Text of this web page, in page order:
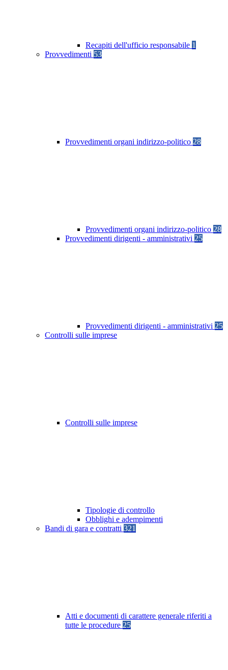
Recapiti dell'ufficio responsabile 1
Provvedimenti 53
Provvedimenti organi indirizzo-politico 28
Provvedimenti organi indirizzo-politico 28
Provvedimenti dirigenti - amministrativi 25
Provvedimenti dirigenti - amministrativi 25
Controlli sulle imprese
Controlli sulle imprese
Tipologie di controllo
Obblighi e adempimenti
Bandi di gara e contratti 321
Atti e documenti di carattere generale riferiti a
tutte le procedure 25